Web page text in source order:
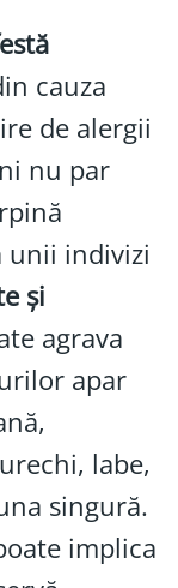
cauza
de alergii
nu par
unii indivizi
și
agrava
apar
labe,
singură.
implica